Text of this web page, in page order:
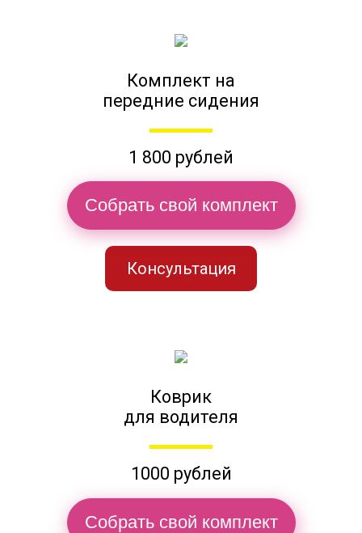
Комплект на
передние сидения
1 800 рублей
Собрать свой комплект
Консультация
Коврик
для водителя
1000 рублей
Собрать свой комплект